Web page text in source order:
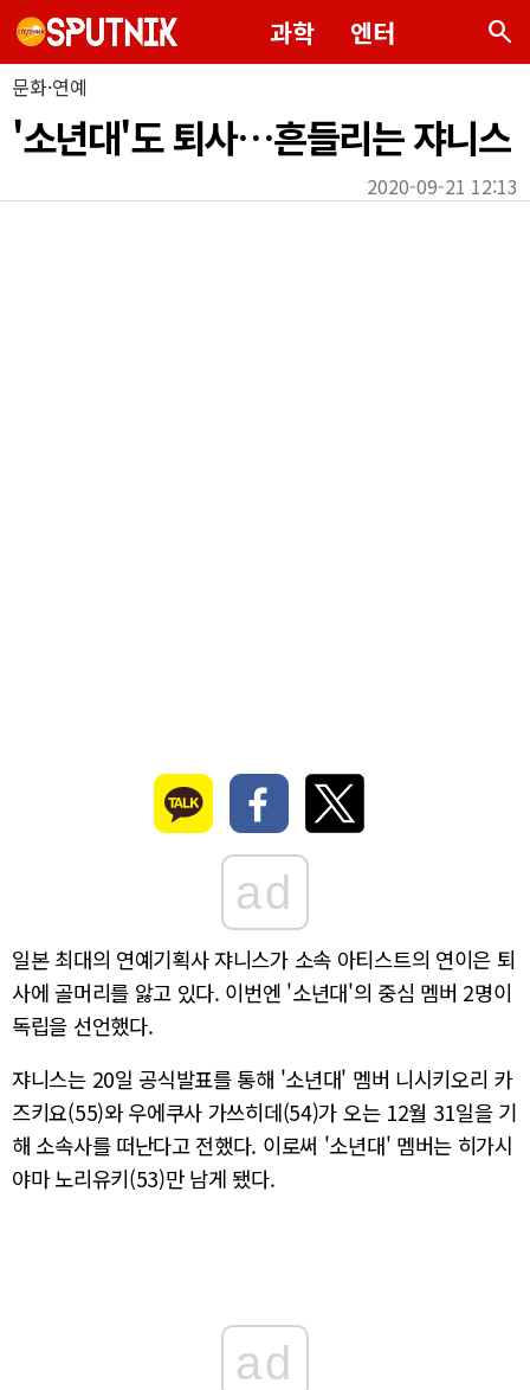
과학 엔터 search
문화·연예
'소년대'도 퇴사…흔들리는 쟈니스
2020-09-21 12:13
ad
일본 최대의 연예기획사 쟈니스가 소속 아티스트의 연이은 퇴
사에 골머리를 앓고 있다. 이번엔 '소년대'의 중심 멤버 2명이
독립을 선언했다.
쟈니스는 20일 공식발표를 통해 '소년대' 멤버 니시키오리 카
즈키요(55)와 우에쿠사 가쓰히데(54)가 오는 12월 31일을 기
해 소속사를 떠난다고 전했다. 이로써 '소년대' 멤버는 히가시
야마 노리유키(53)만 남게 됐다.
ad